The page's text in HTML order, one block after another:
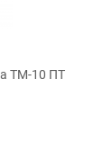
ТМ-10 ПТ